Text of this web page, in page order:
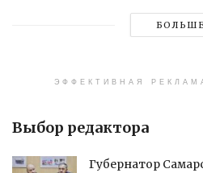
ЭФФЕКТИВНАЯ
Выбор редактора
Губернатор